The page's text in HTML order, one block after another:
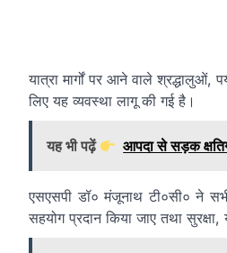
यात्रा मार्गों पर आने वाले
लिए यह व्यवस्था लागू की गई है।
यह भी पढ़ें आपदा से सड़क
एसएसपी डॉ० मंजूनाथ टी०सी० ने
सहयोग प्रदान किया जाए तथा